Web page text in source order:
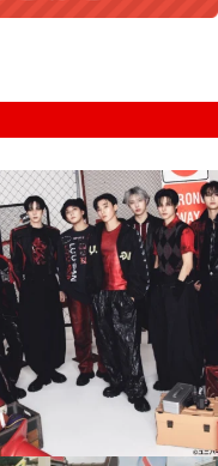
musicjapantv
💡08/05(水)23:00特番放送！
...
8月 4
4 0